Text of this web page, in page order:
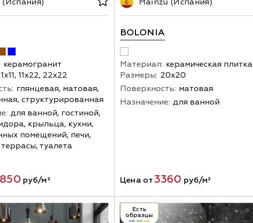
керамогранит
11х22, 22х22
глянцевая, матовая,
структурированная
для ванной, гостиной,
крыльца, кухни,
помещений, печи,
туалета
руб/м²
BOLONIA
Материал: керамическая плитка
Размеры: 20х20
Поверхность: матовая
Назначение: для ванной
Цена от3360 руб/м²
Есть
образцы